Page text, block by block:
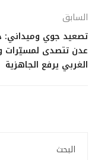
السابق
تصعيد جوي وميداني:
عدن تتصدى لمسيّرات
الغربي يرفع الجاهزية